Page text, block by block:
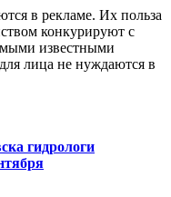
конкурируют с
известными
лица не нуждаются в
гидрологи